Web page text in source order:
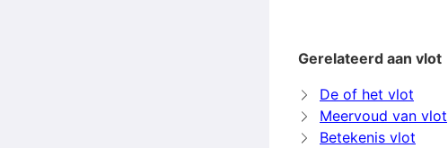
Gerelateerd aan vlot
De of het vlot
Meervoud van vlot
Betekenis vlot